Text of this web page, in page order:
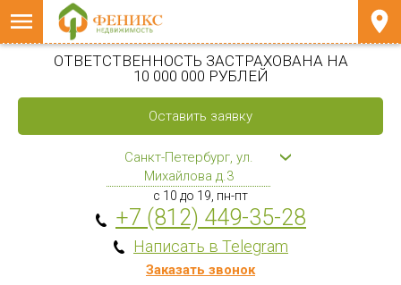
ОТВЕТСТВЕННОСТЬ ЗАСТРАХОВАНА НА
10 000 000 РУБЛЕЙ
Оставить заявку
Санкт-Петербург, ул.
Михайлова д.3
с 10 до 19, пн-пт
+7 (812) 449-35-28
Написать в Telegram
Заказать звонок